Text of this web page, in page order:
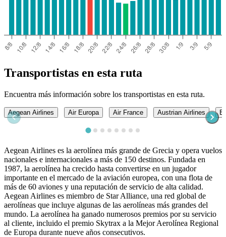
Transportistas en esta ruta
Encuentra más información sobre los transportistas en esta ruta.
Aegean Airlines Air Europa Air France Austrian Airlines
Aegean Airlines es la aerolínea más grande de Grecia y opera vuelos
nacionales e internacionales a más de 150 destinos. Fundada en
1987, la aerolínea ha crecido hasta convertirse en un jugador
importante en el mercado de la aviación europea, con una flota de
más de 60 aviones y una reputación de servicio de alta calidad.
Aegean Airlines es miembro de Star Alliance, una red global de
aerolíneas que incluye algunas de las aerolíneas más grandes del
mundo. La aerolínea ha ganado numerosos premios por su servicio
al cliente, incluido el premio Skytrax a la Mejor Aerolínea Regional
de Europa durante nueve años consecutivos.